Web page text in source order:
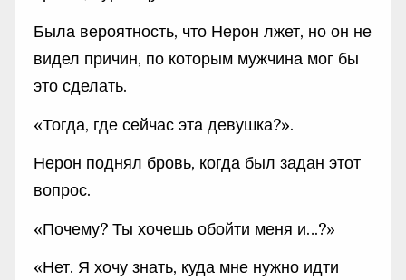
Была вероятность, что Нерон лжет, но он не
видел причин, по которым мужчина мог бы
это сделать.
«Тогда, где сейчас эта девушка?».
Нерон поднял бровь, когда был задан этот
вопрос.
«Почему? Ты хочешь обойти меня и…?»
«Нет. Я хочу знать, куда мне нужно идти